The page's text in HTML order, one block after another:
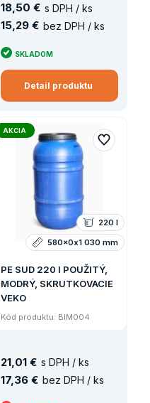
18,50 € s DPH / ks
15,29 € bez DPH / ks
SKLADOM
Detail produktu
PE SUD 220 l POUŽITÝ,
MODRÝ, SKRUTKOVACIE
VEKO
Kód produktu: BIM004
AKCIA
220 l
580x0x1 030 mm
21 01 € s DPH / ks
17, 36 € bez DPH / ks